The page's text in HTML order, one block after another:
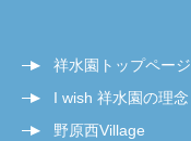
祥水園トップページ
I wish 祥水園の理念
野原西Village